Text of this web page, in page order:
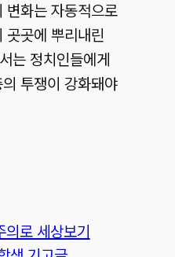
변화는 자동적으로
곳곳에 뿌리내린
는 정치인들에게
투쟁이 강화돼야
의로 세상보기